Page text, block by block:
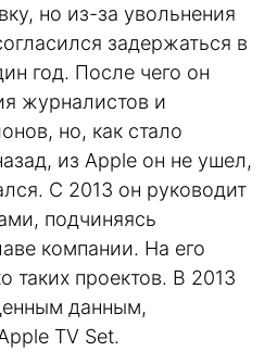
но из-за увольнения
задержаться в
год. После чего он
журналистов и
но, как стало
из Apple он не ушел,
С 2013 он руководит
подчиняясь
компании. На его
таких проектов. В 2013
данным,
TV Set.